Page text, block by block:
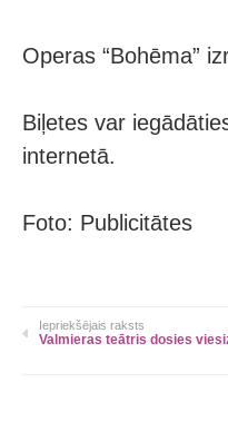
Operas “Bohēma”
Biļetes var
internetā.
Foto: Publicitātes
Iepriekšējais raksts
Valmieras teātris dosies